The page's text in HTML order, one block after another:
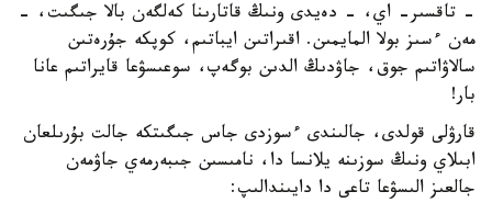
- تاقسىر- اي، - دەيدى ونىڭ قاتارىنا كەلگەن بالا جىگىت، -
مەن ءسىز بولا المايمىن. اقىراتىن ايباتىم، كوپكە جۇرەتىن
سالاۋاتىم جوق، جاۋدىڭ الدىن بوگەپ، سوعىسۋعا قايراتىم عانا
بار!
قارۋلى قولدى، جالىندى ءسوزدى جاس جىگىتكە جالت بۇرىلعان
ابىلاي ونىڭ سوزىنە يلانسا دا، نامىسىن جىبەرمەي جاۋمەن
جالعىز الىسۋعا تاعى دا دايىندالىپ: